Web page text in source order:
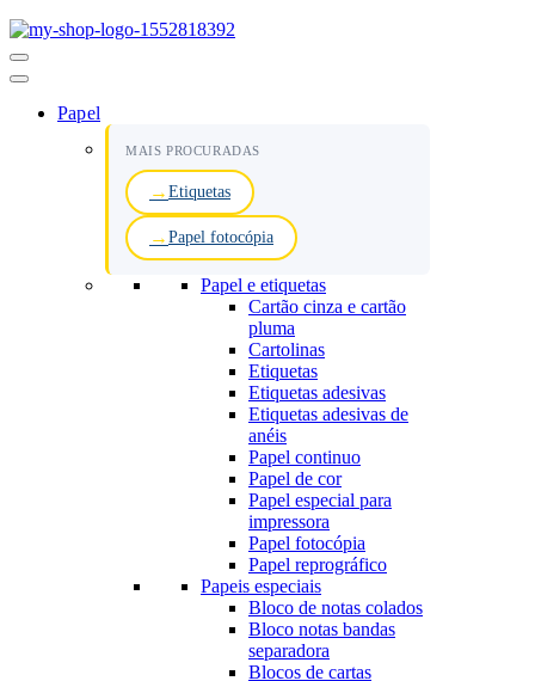
Menu
de
Papel
MAIS PROCURADAS
Etiquetas
Papel fotocópia
Papel e etiquetas
Cartão cinza e cartão
pluma
Cartolinas
Etiquetas
Etiquetas adesivas
Etiquetas adesivas de
anéis
Papel continuo
Papel de cor
Papel especial para
impressora
Papel fotocópia
Papel reprográfico
Papeis especiais
Bloco de notas colados
Bloco notas bandas
separadora
Blocos de cartas